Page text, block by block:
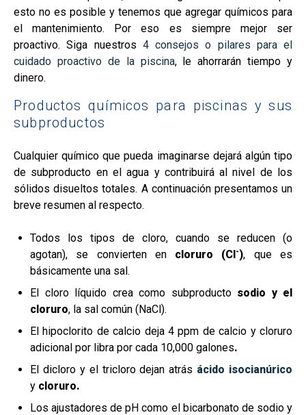
esto no es posible y tenemos que agregar químicos para
el mantenimiento. Por eso es siempre mejor ser
proactivo. Siga nuestros 4 consejos o pilares para el
cuidado proactivo de la piscina, le ahorrarán tiempo y
dinero.
Productos químicos para piscinas y sus
subproductos
Cualquier químico que pueda imaginarse dejará algún tipo
de subproducto en el agua y contribuirá al nivel de los
sólidos disueltos totales. A continuación presentamos un
breve resumen al respecto.
Todos los tipos de cloro, cuando se reducen (o
agotan), se convierten en cloruro (Cl -), que es
básicamente una sal.
El cloro líquido crea como subproducto sodio y el
cloruro, la sal común (NaCl).
El hipoclorito de calcio deja 4 ppm de calcio y cloruro
adicional por libra por cada 10,000 galones.
El dicloro y el tricloro dejan atrás ácido isocianúrico
y cloruro.
Los ajustadores de pH como el bicarbonato de sodio y